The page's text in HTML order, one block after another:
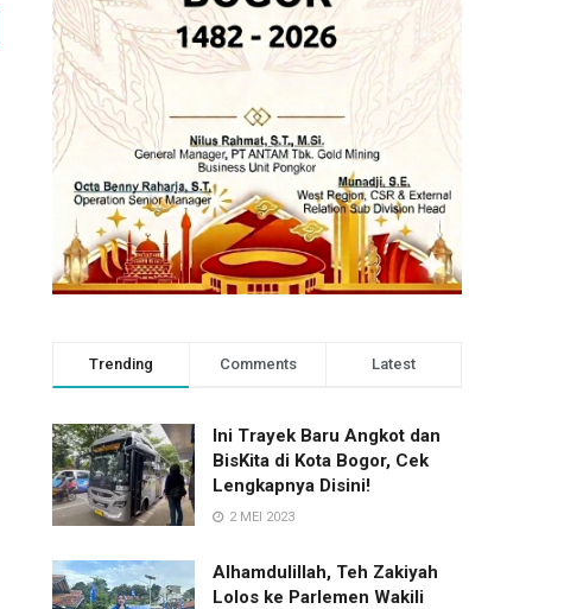
Trending Comments Latest
Ini Trayek Baru Angkot dan
BisKita di Kota Bogor, Cek
Lengkapnya Disini!
2 MEI 2023
Alhamdulillah, Teh Zakiyah
Lolos ke Parlemen Wakili